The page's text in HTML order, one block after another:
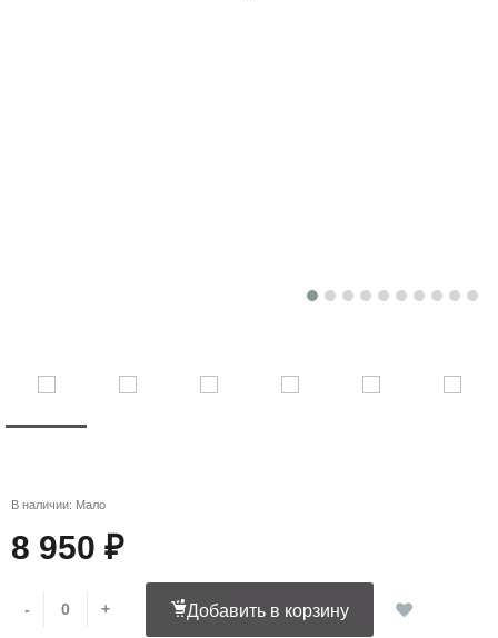
В наличии: Мало
8 950 ₽
- + Добавить в корзину